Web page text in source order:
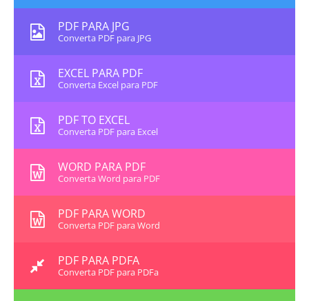
PDF PARA JPG
Converta PDF para JPG
EXCEL PARA PDF
Converta Excel para PDF
PDF TO EXCEL
Converta PDF para Excel
WORD PARA PDF
Converta Word para PDF
PDF PARA WORD
Converta PDF para Word
PDF PARA PDFA
Converta PDF para PDFa